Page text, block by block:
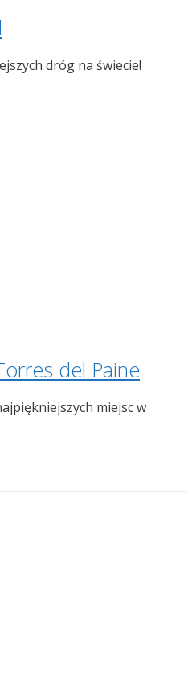
dróg na świecie!
del Paine
miejsc w